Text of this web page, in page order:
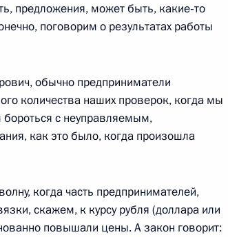
Российской
9
области
предложения, может быть, какие‑то
поговорим о результатах работы
обычно предприниматели
количества наших проверок, когда мы
с неуправляемым,
как это было, когда произошла
когда часть предпринимателей,
скажем, к курсу рубля (доллара или
повышали цены. А закон говорит: